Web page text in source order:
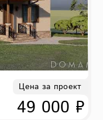
Цена за проект
49 000 ₽